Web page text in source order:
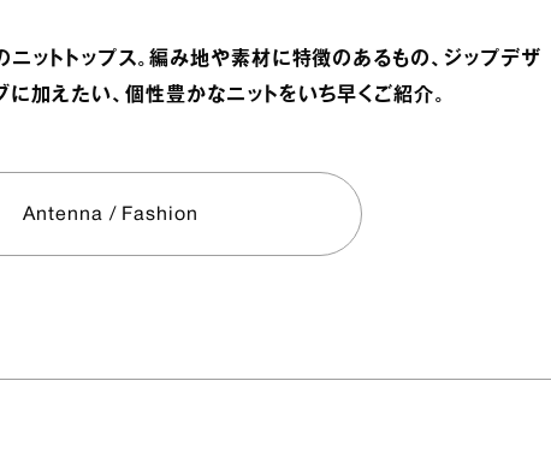
ットトップス。編み地や素材に特徴のあるもの、ジップデザ
加えたい、個性豊かなニットをいち早くご紹介。
Antenna / Fashion